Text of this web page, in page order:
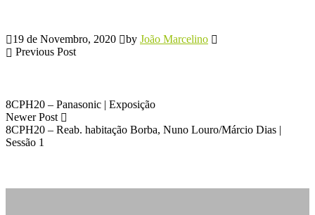
19 de Novembro, 2020 by João Marcelino
Previous Post
8CPH20 – Panasonic | Exposição
Newer Post
8CPH20 – Reab. habitação Borba, Nuno Louro/Márcio Dias |
Sessão 1